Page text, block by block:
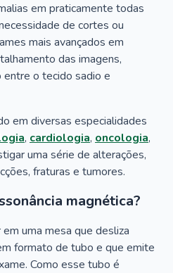
em praticamente todas
de cortes ou
mais avançados em
das imagens,
entre o tecido sadio e
em diversas especialidades
, cardiologia, oncologia,
uma série de alterações,
fraturas e tumores.
magnética?
uma mesa que desliza
formato de tubo e que emite
Como esse tubo é